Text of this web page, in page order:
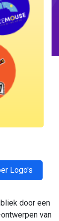
Logo's
door een
van